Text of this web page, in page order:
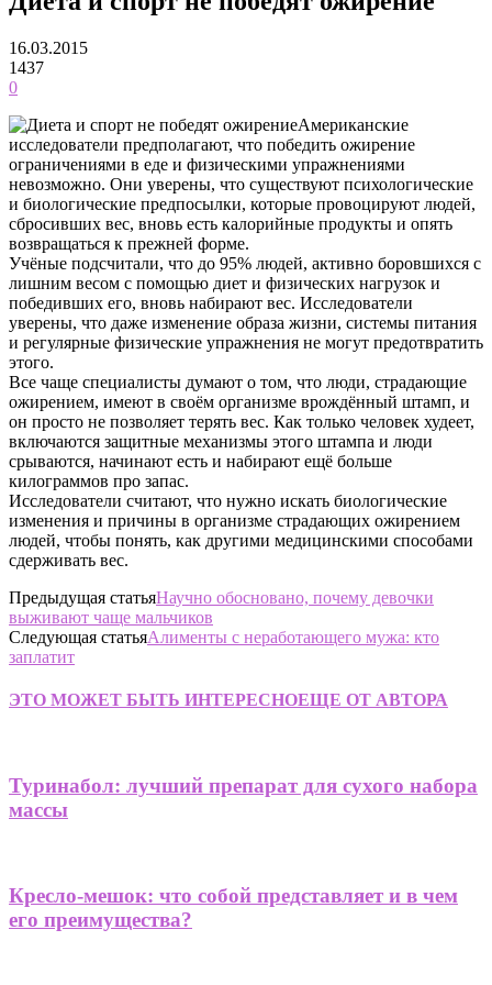
16.03.2015
1437
0
Американские
исследователи предполагают, что победить ожирение
ограничениями в еде и физическими упражнениями
невозможно. Они уверены, что существуют психологические
и биологические предпосылки, которые провоцируют людей,
сбросивших вес, вновь есть калорийные продукты и опять
возвращаться к прежней форме.
Учёные подсчитали, что до 95% людей, активно боровшихся с
лишним весом с помощью диет и физических нагрузок и
победивших его, вновь набирают вес. Исследователи
уверены, что даже изменение образа жизни, системы питания
и регулярные физические упражнения не могут предотвратить
этого.
Все чаще специалисты думают о том, что люди, страдающие
ожирением, имеют в своём организме врождённый штамп, и
он просто не позволяет терять вес. Как только человек худеет,
включаются защитные механизмы этого штампа и люди
срываются, начинают есть и набирают ещё больше
килограммов про запас.
Исследователи считают, что нужно искать биологические
изменения и причины в организме страдающих ожирением
людей, чтобы понять, как другими медицинскими способами
сдерживать вес.
Предыдущая статьяНаучно обосновано, почему девочки
выживают чаще мальчиков
Следующая статьяАлименты с неработающего мужа: кто
заплатит
ЭТО МОЖЕТ БЫТЬ ИНТЕРЕСНОЕЩЕ ОТ АВТОРА
Туринабол: лучший препарат для сухого набора
массы
Кресло-мешок: что собой представляет и в чем
его преимущества?